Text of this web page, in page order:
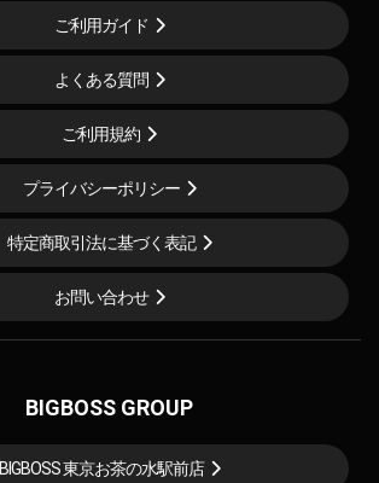
ご利用ガイド
よくある質問
ご利用規約
プライバシーポリシー
特定商取引法に基づく表記
お問い合わせ
BIGBOSS GROUP
BIGBOSS 東京お茶の水駅前店